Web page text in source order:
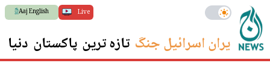
Live
Aaj English
ایران اسرائیل جنگ تازہ ترین پاکستان دنیا